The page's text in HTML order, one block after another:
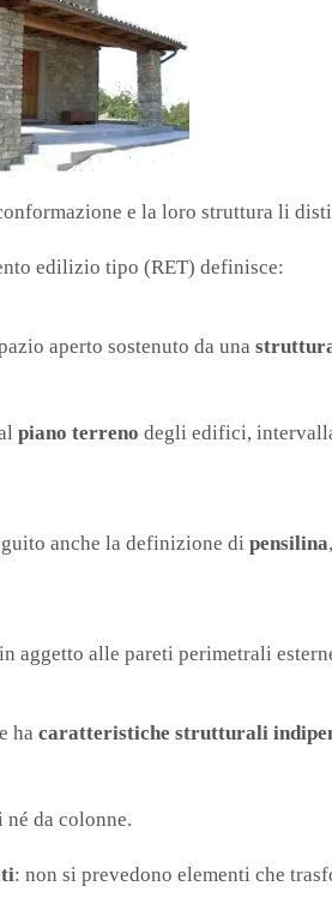
e la loro struttura li
edilizio tipo (RET) definisce:
aperto sostenuto da una
piano terreno degli edifici,
anche la definizione di pensilina
aggetto alle pareti perimetrali
ha caratteristiche strutturali
da colonne.
: non si prevedono elementi che